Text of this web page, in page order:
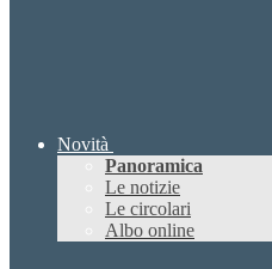
Novità
Panoramica
Le notizie
Le circolari
Albo online